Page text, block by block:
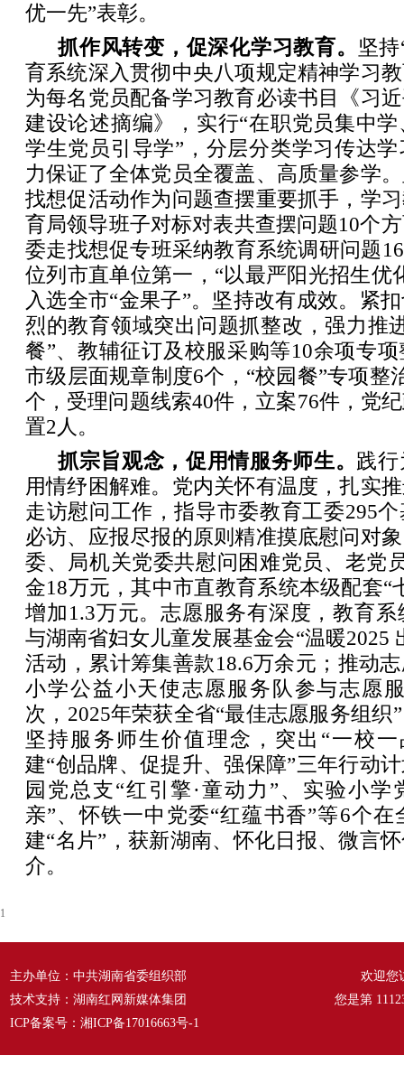
优一先”表彰。
抓作风转变，促深化学习教育。 坚
育系统深入贯彻中央八项规定精神学习
为每名党员配备学习教育必读书目《习
建设论述摘编》，实行“在职党员集中
学生党员引导学”，分层分类学习传达
力保证了全体党员全覆盖、高质量参学
找想促活动作为问题查摆重要抓手，学
育局领导班子对标对表共查摆问题10个
委走找想促专班采纳教育系统调研问题
位列市直单位第一，“以最严阳光招生优
入选全市“金果子”。坚持改有成效。紧
烈的教育领域突出问题抓整改，强力推
餐”、教辅征订及校服采购等10余项专
市级层面规章制度6个，“校园餐”专项整
个，受理问题线索40件，立案76件，党
置2人。
抓宗旨观念，促用情服务师生。 践
用情纾困解难。党内关怀有温度，扎实
走访慰问工作，指导市委教育工委295
必访、应报尽报的原则精准摸底慰问对
委、局机关党委共慰问困难党员、老党
金18万元，其中市直教育系统本级配套“
增加1.3万元。志愿服务有深度，教育
与湖南省妇女儿童发展基金会“温暖2025
活动，累计筹集善款18.6万余元；推动
小学公益小天使志愿服务队参与志愿
次，2025年荣获全省“最佳志愿服务组织
坚持服务师生价值理念，突出“一校
建“创品牌、促提升、强保障”三年行动
园党总支“红引擎·童动力”、实验小学
亲”、怀铁一中党委“红蕴书香”等6个
建“名片”，获新湖南、怀化日报、微言
介。
1
主办单位：中共湖南省委组织部
技术支持：湖南红网新媒体集团
ICP备案号： 湘ICP备17016663号-1
欢迎您
您是第